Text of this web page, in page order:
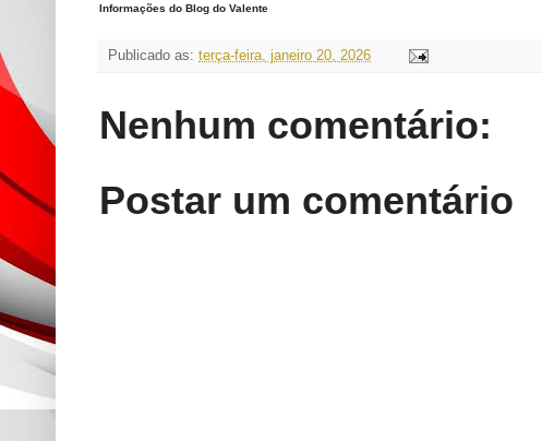
Informações do Blog do Valente
Publicado as: terça-feira, janeiro 20, 2026
Nenhum comentário:
Postar um comentário